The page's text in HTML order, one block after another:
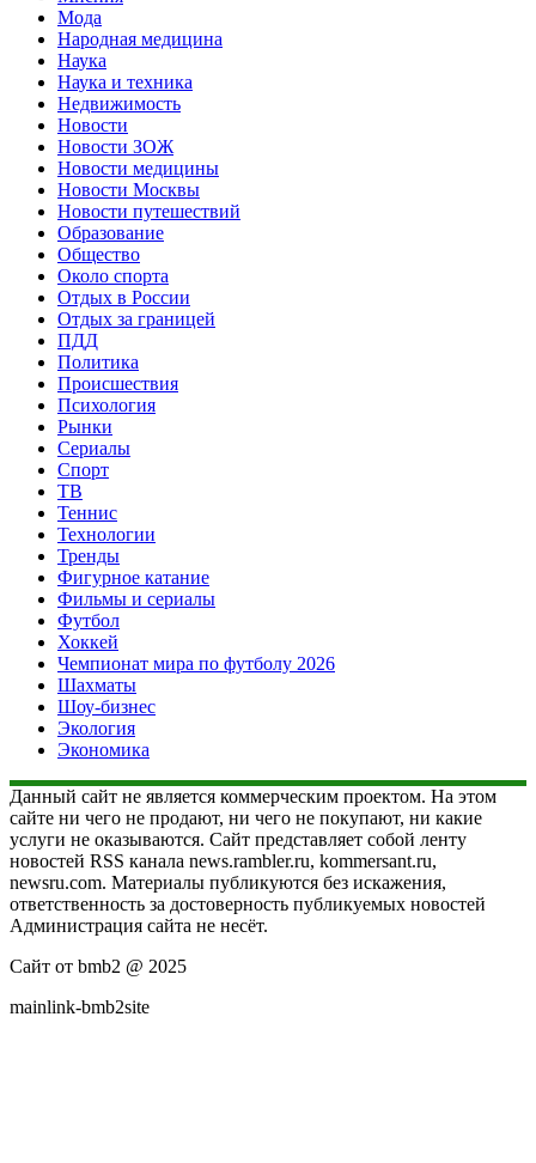
Мода
Народная медицина
Наука
Наука и техника
Недвижимость
Новости
Новости ЗОЖ
Новости медицины
Новости Москвы
Новости путешествий
Образование
Общество
Около спорта
Отдых в России
Отдых за границей
ПДД
Политика
Происшествия
Психология
Рынки
Сериалы
Спорт
ТВ
Теннис
Технологии
Тренды
Фигурное катание
Фильмы и сериалы
Футбол
Хоккей
Чемпионат мира по футболу 2026
Шахматы
Шоу-бизнес
Экология
Экономика
Данный сайт не является коммерческим проектом. На этом
сайте ни чего не продают, ни чего не покупают, ни какие
услуги не оказываются. Сайт представляет собой ленту
новостей RSS канала news.rambler.ru, kommersant.ru,
newsru.com. Материалы публикуются без искажения,
ответственность за достоверность публикуемых новостей
Администрация сайта не несёт.
Сайт от bmb2 @ 2025
mainlink-bmb2site